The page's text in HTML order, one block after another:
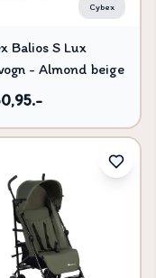
Cybex
Balios S Lux
- Almond beige